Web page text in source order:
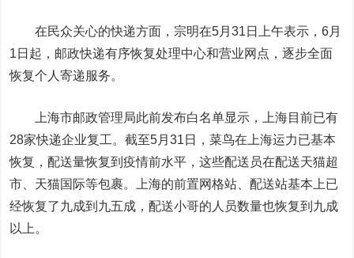
在民众关心的快递方面，宗明在5月31日上午表示，6月
1日起，邮政快递有序恢复处理中心和营业网点，逐步全面
恢复个人寄递服务。
上海市邮政管理局此前发布白名单显示，上海目前已有
28家快递企业复工。截至5月31日，菜鸟在上海运力已基本
恢复，配送量恢复到疫情前水平，这些配送员在配送天猫超
市、天猫国际等包裹。上海的前置网格站、配送站基本上已
经恢复了九成到九五成，配送小哥的人员数量也恢复到九成
以上。